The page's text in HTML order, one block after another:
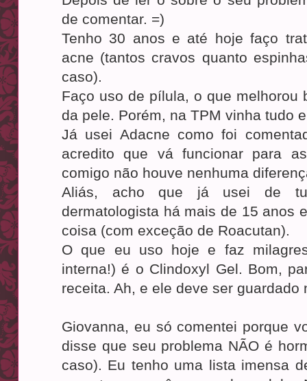
de comentar. =)
Tenho 30 anos e até hoje faço
acne (tantos cravos quanto
caso).
Faço uso de pílula, o que melhorou
da pele. Porém, na TPM vinha tudo
Já usei Adacne como foi
acredito que vá funcionar para
comigo não houve nenhuma
Aliás, acho que já usei de
dermatologista há mais de 15 anos
coisa (com exceção de Roacutan).
O que eu uso hoje e faz
interna!) é o Clindoxyl Gel. Bom,
receita. Ah, e ele deve ser guardado
Giovanna, eu só comentei porque
disse que seu problema NÃO é
caso). Eu tenho uma lista imensa